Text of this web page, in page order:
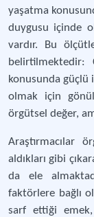
yaşatma
duygusu içinde
vardır. Bu
belirtilmektedir:
konusunda güçlü
olmak için
örgütsel değer,
Araştırmacılar
aldıkları gibi
da ele
faktörlere bağlı
sarf ettiği emek,